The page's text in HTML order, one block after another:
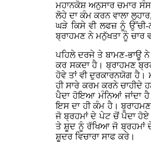
ਮਹਾਨਕੋਸ਼ ਅਨੁਸਾਰ ਚਮਾਰ
ਲੋਹੇ ਦਾ ਕੰਮ ਕਰਨ ਵਾਲਾ
ਘੜੇ ਕਿਸੇ ਵੀ ਲਫਜ਼ ਨੂੰ ਉੱਚੀ-
ਬ੍ਰਾਹਮਣ ਨੇ ਮਨੁੱਖਤਾ ਨੂੰ ਚਾਰ
ਪਹਿਲੇ ਦਰਜੇ ਤੇ ਬਾਮਣ-ਭਾਊ
ਕਰ ਸਕਦਾ ਹੈ। ਬ੍ਰਾਹਮਣ
ਹੋਵੇ ਤਾਂ ਵੀ ਦੁਰਕਾਰਨਯੋਗ ਹੈ।
ਹੀ ਸਾਰੇ ਕਰਮ ਕਰਨੇ
ਪੈਦਾ ਹੋਇਆ ਮੰਨਿਆਂ ਜਾਂਦਾ
ਇਸ ਦਾ ਹੀ ਕੰਮ ਹੈ।
ਜੋ ਬ੍ਰਹਮਾਂ ਦੇ ਪੇਟ ਚੋਂ ਪੈਦਾ
ਤੇ ਸ਼ੂਦ ਨੂੰ ਰੱਖਿਆ ਜੋ ਬ੍ਰਹਮਾਂ
ਸ਼ੂਦਰ ਵਿਚਾਰਾ ਸਾਫ ਕਰੇ।